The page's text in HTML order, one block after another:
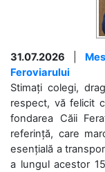
31.07.2026
Feroviarului
Stimați colegi,
respect, vă felicit
fondarea Căii
referință, care
esențială a
a lungul acestor